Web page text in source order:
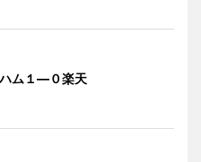
ム１―０楽天